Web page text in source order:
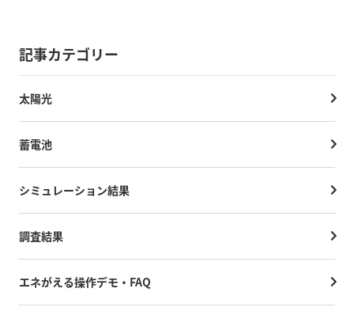
記事カテゴリー
太陽光
蓄電池
シミュレーション結果
調査結果
エネがえる操作デモ・FAQ